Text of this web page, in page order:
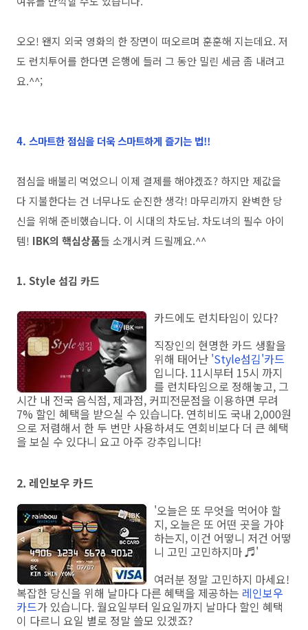
오오! 왠지 외국 영화의 한 장면이 떠오르며 훈훈해 지는데요. 저
도 런치투어를 한다면 은행에 들러 그 동안 밀린 세금 좀 내려고
요.^^;
4. 스마트한 점심을 더욱 스마트하게 즐기는 법!!
점심을 배불리 먹었으니 이제 결제를 해야겠죠? 하지만 제값을
다 지불한다는 건 너무나도 순진한 생각! 마무리까지 완벽한 당
신을 위해 준비했습니다. 이 시대의 차도남. 차도녀의 필수 아이
템! IBK의 핵심상품들 소개시켜 드릴께요.^^
1. Style 섬김 카드
카드에도 런치타임이 있다?
직장인의 현명한 카드 생활을
위해 태어난 'Style섬김'카드
입니다. 11시부터 15시 까지
를 런치타임으로 정해놓고, 그
시간 내 전국 음식점, 제과점, 커피전문점을 이용하면 무려
7% 할인 혜택을 받으실 수 있습니다. 연히비도 국내 2,000원
으로 저렴해서 한 두 번만 사용하셔도 연회비보다 더 큰 혜택
을 보실 수 있다니 요고 아주 강추입니다!
2. 레인보우 카드
'오늘은 또 무엇을 먹어야 할
지, 오늘은 또 어떤 곳을 가야
하는지, 이건 어떻니 저건 어떻
니 고민 고민하지마 ♬'
여러분 정말 고민하지 마세요!
복잡한 당신을 위해 날마다 다른 혜택을 제공하는 레인보우
카드가 있습니다. 월요일부터 일요일까지 날마다 할인 혜택
이 다르니 요일 별로 정말 쓸모 있겠죠?